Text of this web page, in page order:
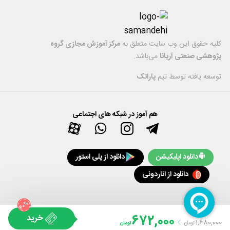
1,680,000تومان 672,000تومان
60%
خرید
دوره دوره آشنایی با بازار بورس اوراق بهادار و حداقل چندبار خرید و فروش در
کليه حقوق اين وب سایت متعلق به مرکز آموزش مجازی گروه
پژوهشی صنعتی آریانا می‌باشد.
توسعه یافته توسط تیم پاراتک
هم آموز در شبکه های اجتماعی
دانلود اپلیکیشن
دانلود از پلی استور
دانلود از اناردونی